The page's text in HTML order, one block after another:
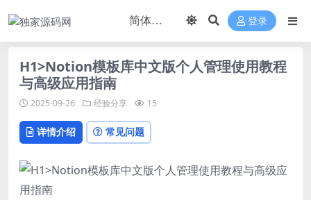
登录
H1>Notion模板库中文版个人管理使用教程
与高级应用指南
2025-09-26 经验分享 15
详情介绍 常见问题